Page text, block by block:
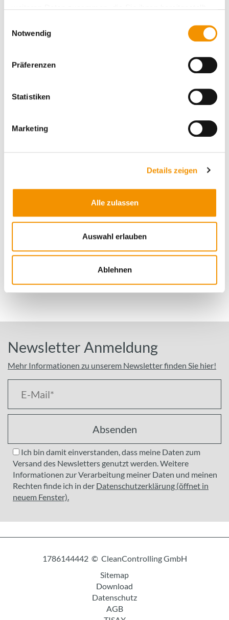
gesammelt haben.
Notwendig
Präferenzen
Statistiken
Marketing
Details zeigen
Alle zulassen
Auswahl erlauben
Ablehnen
MedicalMountains auf deren Gemeinschaftsstand auf der
Senden Sie uns eine Nachricht über unser
Kontaktformular und wir melden uns
schnellstmöglich bei Ihnen!
Zum Kontaktformular
Newsletter Anmeldung
Mehr Informationen zu unserem Newsletter finden Sie hier!
Absenden
Ich bin damit einverstanden, dass meine Daten zum
Versand des Newsletters genutzt werden. Weitere
Informationen zur Verarbeitung meiner Daten und meinen
Rechten finde ich in der Datenschutzerklärung (öffnet in
neuem Fenster).
1786144442 © CleanControlling GmbH
Sitemap
Download
Datenschutz
AGB